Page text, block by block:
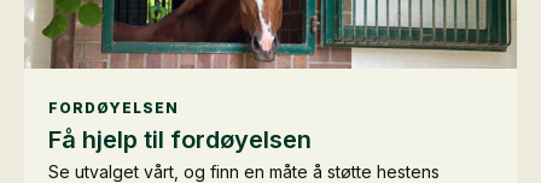
FORDØYELSEN
Få hjelp til fordøyelsen
Se utvalget vårt, og finn en måte å støtte hestens